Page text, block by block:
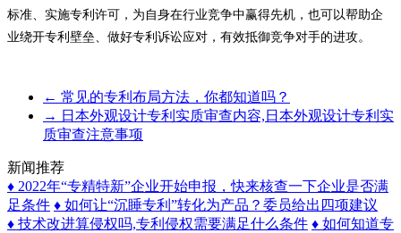
标准、实施专利许可，为自身在行业竞争中赢得先机，也可以帮助企
业绕开专利壁垒、做好专利诉讼应对，有效抵御竞争对手的进攻。
← 常见的专利布局方法，你都知道吗？
→ 日本外观设计专利实质审查内容,日本外观设计专利实
质审查注意事项
新闻推荐
♦ 2022年“专精特新”企业开始申报，快来核查一下企业是否满
足条件 ♦ 如何让“沉睡专利”转化为产品？委员给出四项建议
♦ 技术改进算侵权吗,专利侵权需要满足什么条件 ♦ 如何知道专